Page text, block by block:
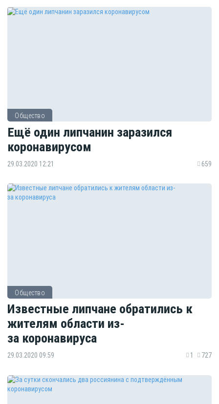
Общество
Ещё один липчанин заразился
коронавирусом
29.03.2020 12:21 659
Общество
Известные липчане обратились к
жителям области из-
за коронавируса
29.03.2020 09:59 1 727